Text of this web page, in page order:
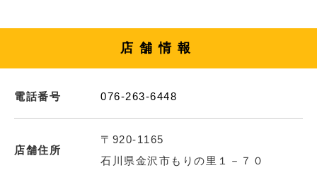
店舗情報
電話番号 076-263-6448
店舗住所
〒920-1165
石川県金沢市もりの里１－７０